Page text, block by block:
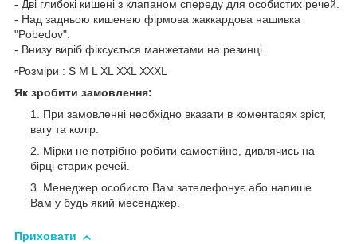
- Дві глибокі кишені з клапаном спереду для особистих речей.
- Над задньою кишенею фірмова жаккардова нашивка
"Pobedov".
- Внизу виріб фіксується манжетами на резинці.
▫️Розміри : S M L XL XXL XXXL
Як зробити замовлення:
При замовленні необхідно вказати в коментарях зріст,
вагу та колір.
Мірки не потрібно робити самостійно, дивлячись на
бірці старих речей.
Менеджер особисто Вам зателефонує або напише
Вам у будь який месенджер.
Приховати